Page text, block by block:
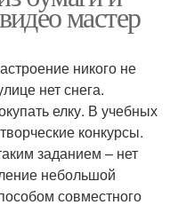
мастер
никого не
нет снега.
елку. В учебных
конкурсы.
заданием – нет
небольшой
совместного